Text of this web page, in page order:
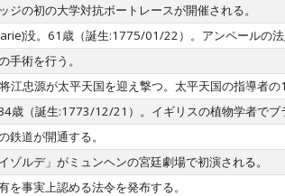
ジの初の大学対抗ボートレースが開催される。
没。61歳（誕生:1775/01/22）。アンペールの
手術を行う。
忠源が太平天国を迎え撃つ。太平天国の指導者の
歳（誕生:1773/12/21）。イギリスの植物学者でブ
鉄道が開通する。
ゾルデ」がミュンヘンの宮廷劇場で初演される。
を事実上認める法令を発布する。